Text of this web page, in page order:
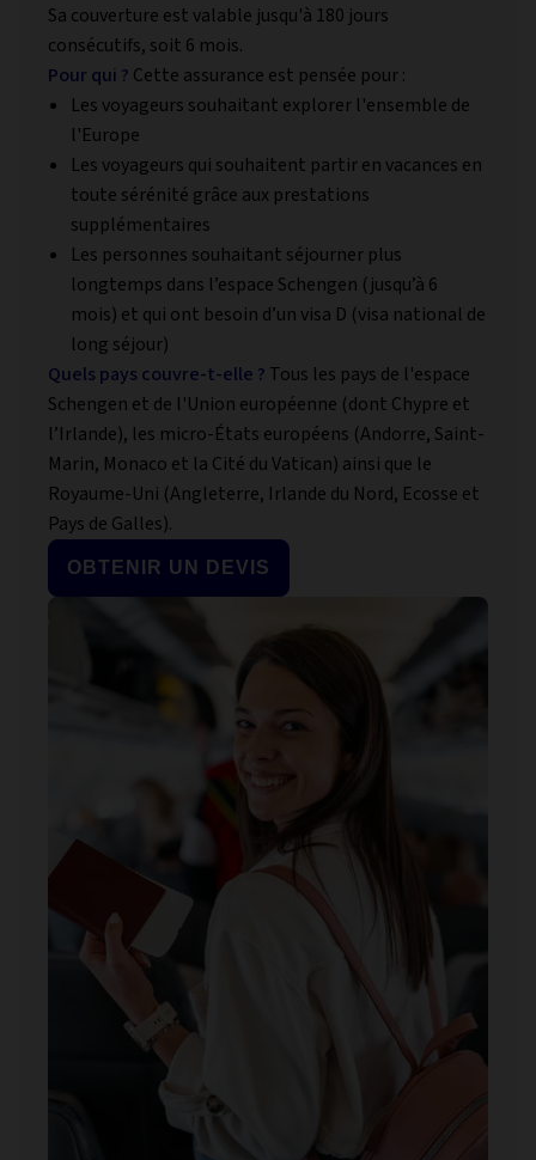
Sa couverture est valable jusqu'à 180 jours
consécutifs, soit 6 mois.
Pour qui ? Cette assurance est pensée pour :
Les voyageurs souhaitant explorer l'ensemble de
l'Europe
Les voyageurs qui souhaitent partir en vacances en
toute sérénité grâce aux prestations
supplémentaires
Les personnes souhaitant séjourner plus
longtemps dans l’espace Schengen (jusqu’à 6
mois) et qui ont besoin d’un visa D (visa national de
long séjour)
Quels pays couvre-t-elle ? Tous les pays de l'espace
Schengen et de l'Union européenne (dont Chypre et
l’Irlande), les micro-États européens (Andorre, Saint-
Marin, Monaco et la Cité du Vatican) ainsi que le
Royaume-Uni (Angleterre, Irlande du Nord, Ecosse et
Pays de Galles).
OBTENIR UN DEVIS